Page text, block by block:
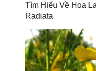
Tìm Hiểu Về Hoa
Radiata